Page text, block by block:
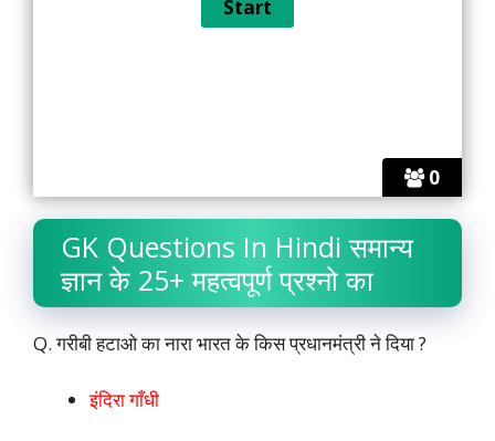
0
GK Questions In Hindi समान्य
ज्ञान के 25+ महत्वपूर्ण प्रश्नो का
Q. गरीबी हटाओ का नारा भारत के किस प्रधानमंत्री ने दिया ?
इंदिरा गाँधी